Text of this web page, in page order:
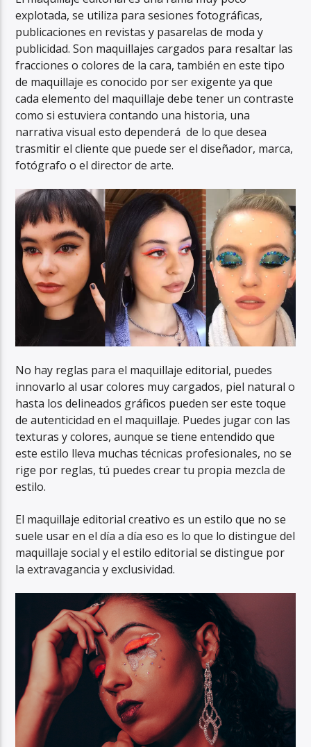
explotada, se utiliza para sesiones fotográficas,
publicaciones en revistas y pasarelas de moda y
publicidad. Son maquillajes cargados para resaltar las
fracciones o colores de la cara, también en este tipo
de maquillaje es conocido por ser exigente ya que
cada elemento del maquillaje debe tener un contraste
como si estuviera contando una historia, una
narrativa visual esto dependerá de lo que desea
trasmitir el cliente que puede ser el diseñador, marca,
fotógrafo o el director de arte.
No hay reglas para el maquillaje editorial, puedes
innovarlo al usar colores muy cargados, piel natural o
hasta los delineados gráficos pueden ser este toque
de autenticidad en el maquillaje. Puedes jugar con las
texturas y colores, aunque se tiene entendido que
este estilo lleva muchas técnicas profesionales, no se
rige por reglas, tú puedes crear tu propia mezcla de
estilo.
El maquillaje editorial creativo es un estilo que no se
suele usar en el día a día eso es lo que lo distingue del
maquillaje social y el estilo editorial se distingue por
la extravagancia y exclusividad.